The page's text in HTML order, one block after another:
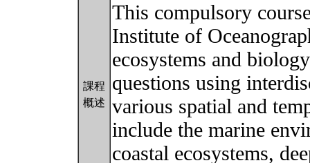
課程
概述
This compulsory
Institute of
ecosystems and
questions using
various spatial and
include the marine
coastal ecosystems,